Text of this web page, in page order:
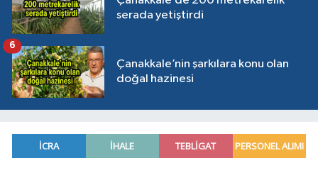
serada yetiştirdi
Çanakkale’nin şarkılara konu olan
doğal hazinesi
6